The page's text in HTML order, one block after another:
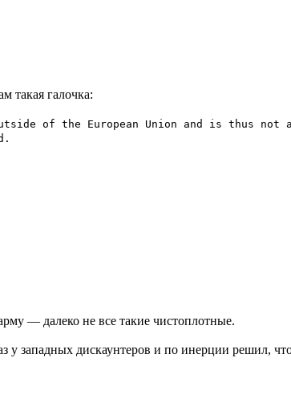
такая галочка:
of the European Union and is thus
— далеко не все такие чистоплотные.
у западных дискаунтеров и по инерции решил,